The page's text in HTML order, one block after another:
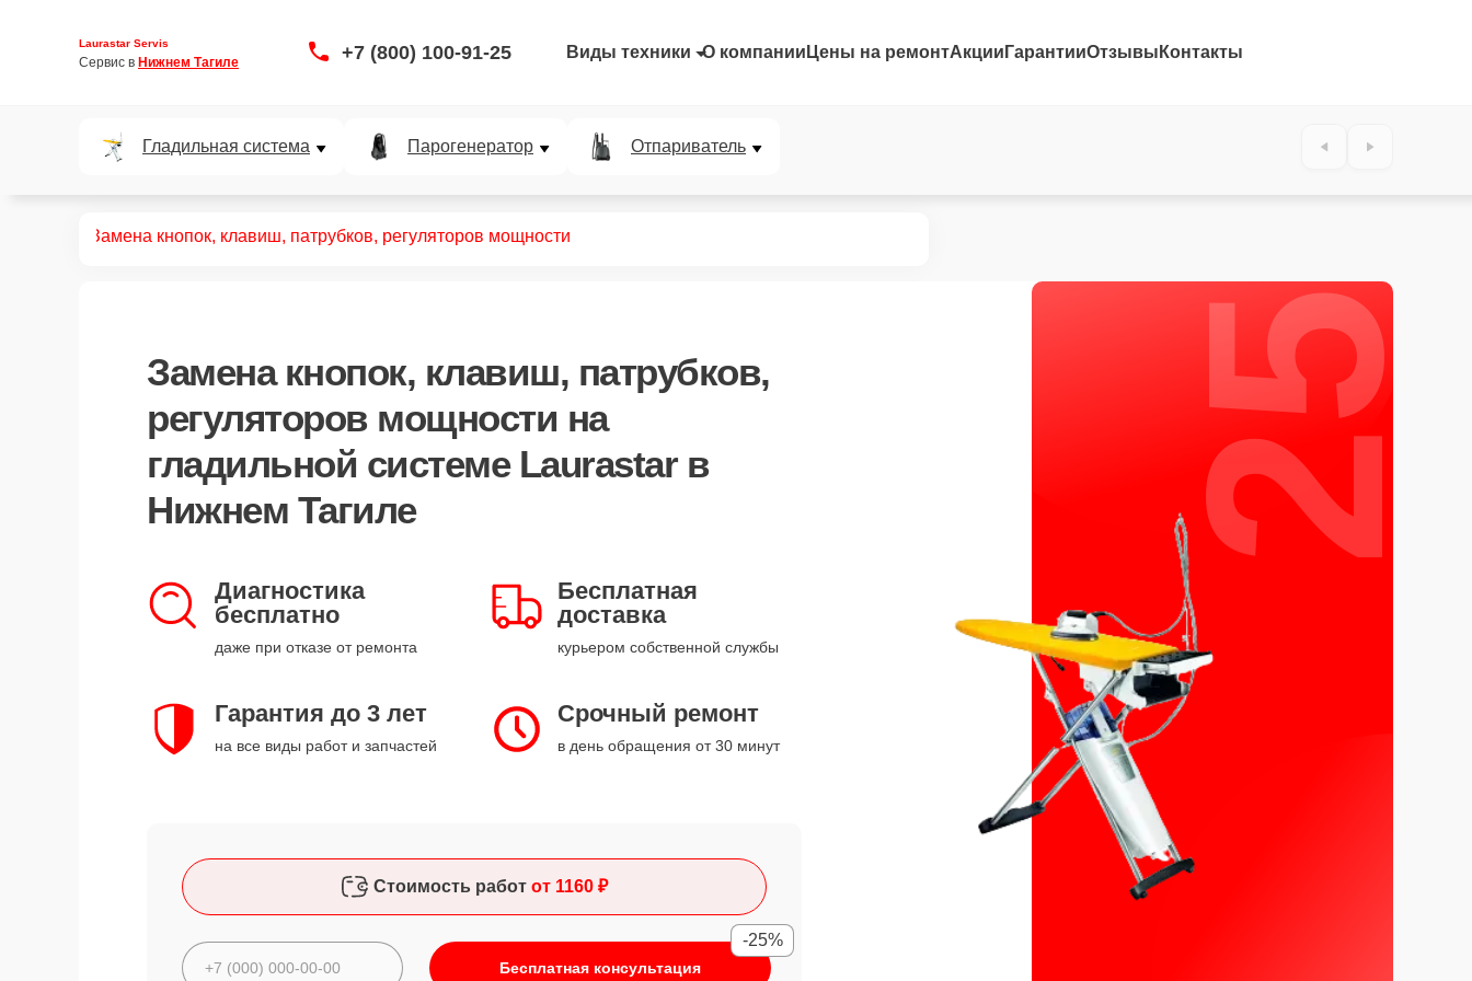
Laurastar Servis
Сервис в Нижнем Тагиле +7 (800) 100-91-25 Виды техники О компании Цены на ремонтАкции ГарантииОтзывы Контакты
Гладильная система Парогенератор Отпариватель
Замена кнопок, клавиш, патрубков, регуляторов мощности
Замена кнопок, клавиш, патрубков,
регуляторов мощности на
гладильной системе Laurastar в
Нижнем Тагиле
Диагностика
бесплатно
даже при отказе от ремонта
Бесплатная
доставка
курьером собственной службы
Гарантия до 3 лет
на все виды работ и запчастей
Срочный ремонт
в день обращения от 30 минут
Стоимость работ от 1160 ₽
Бесплатная консультация
-25%
25%